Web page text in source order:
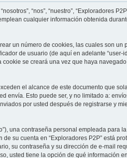
“nos”, “nuestro”, “Exploradores
emplean cualquier información obtenida
un número de cookies, las cuales son un
de usuario (de aquí en adelante “user-
se creará una vez que haya
el alcance de este documento que
envía. Esto puede ser, y no limitado a:
por usted después de registrarse y
una contraseña personal empleada para
su cuenta en “Exploradores P2P” está
su contraseña y su dirección de e-mail
usted tiene la opción de qué información